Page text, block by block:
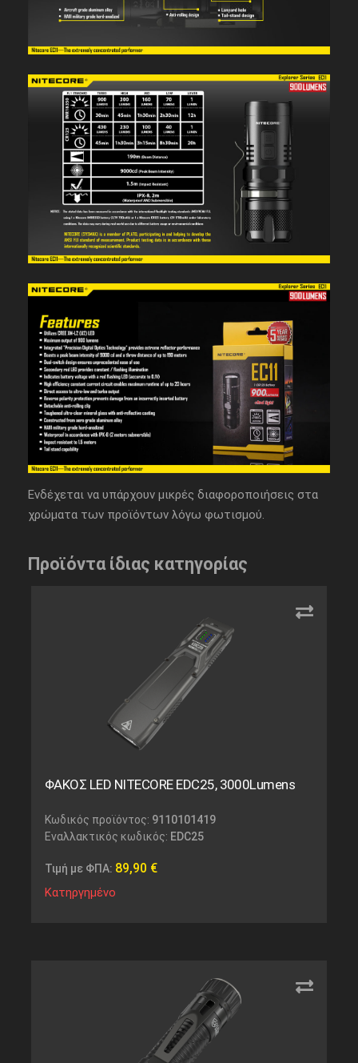
Ενδέχεται να υπάρχουν μικρές διαφοροποιήσεις στα
χρώματα των προϊόντων λόγω φωτισμού.
Προϊόντα ίδιας κατηγορίας
ΦΑΚΟΣ LED NITECORE EDC25, 3000Lumens
Κωδικός προϊόντος: 9110101419
Εναλλακτικός κωδικός: EDC25
Τιμή με ΦΠΑ: 89,90 €
Κατηργημένο